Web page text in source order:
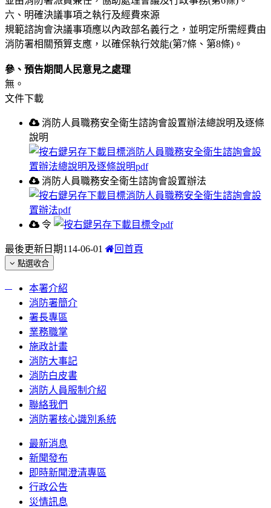
六、明確決議事項之執行及經費來源
規範諮詢會決議事項應以內政部名義行之，並明定所需經費由
消防署相關預算支應，以確保執行效能(第7條、第8條)。
參、預告期間人民意見之處理
無。
文件下載
消防人員職務安全衛生諮詢會設置辦法總說明及逐條
說明
消防人員職務安全衛生諮詢會設置辦法
令
最後更新日期114-06-01 回首頁
點選收合
本署介紹
消防署簡介
署長專區
業務職掌
施政計畫
消防大事記
消防白皮書
消防人員服制介紹
聯絡我們
消防署核心識別系統
最新消息
新聞發布
即時新聞澄清專區
行政公告
災情訊息